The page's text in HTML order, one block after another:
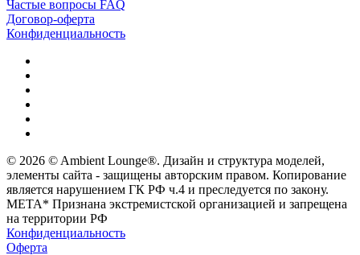
Частые вопросы FAQ
Договор-оферта
Конфиденциальность
© 2026 © Ambient Lounge®. Дизайн и структура моделей,
элементы сайта - защищены авторским правом. Копирование
является нарушением ГК РФ ч.4 и преследуется по закону.
МЕТА* Признана экстремистской организацией и запрещена
на территории РФ
Конфиденциальность
Оферта